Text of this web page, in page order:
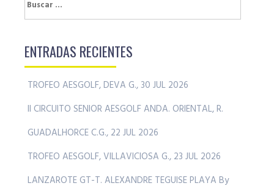
ENTRADAS RECIENTES
TROFEO AESGOLF, DEVA G., 30 JUL 2026
II CIRCUITO SENIOR AESGOLF ANDA. ORIENTAL, R.
GUADALHORCE C.G., 22 JUL 2026
TROFEO AESGOLF, VILLAVICIOSA G., 23 JUL 2026
LANZAROTE GT-T. ALEXANDRE TEGUISE PLAYA By